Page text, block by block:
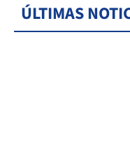
ÚLTIMAS